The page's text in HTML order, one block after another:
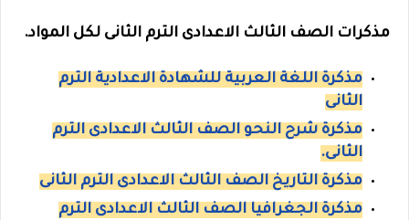
مذكرات الصف الثالث الاعدادى الترم الثانى لكل المواد.
مذكرة اللغة العربية للشهادة الاعدادية الترم
الثانى
مذكرة شرح النحو الصف الثالث الاعدادى الترم
الثانى.
مذكرة التاريخ الصف الثالث الاعدادى الترم الثانى
مذكرة الجغرافيا الصف الثالث الاعدادى الترم